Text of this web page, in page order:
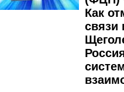
Как
связи